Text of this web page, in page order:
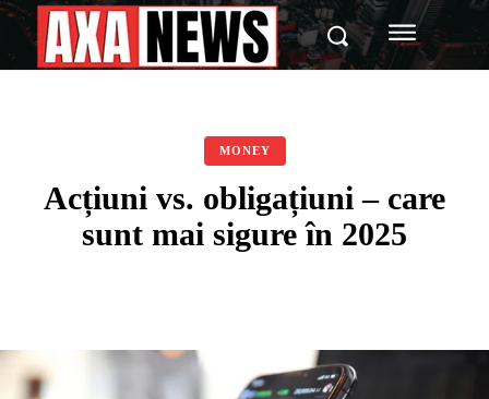
MONEY
Acțiuni vs. obligațiuni – care
sunt mai sigure în 2025